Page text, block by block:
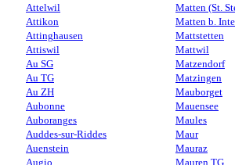
Attelwil
Attikon
Attinghausen
Attiswil
Au SG
Au TG
Au ZH
Aubonne
Auboranges
Auddes-sur-Riddes
Auenstein
Augio
Matten (St.
Matten b.
Mattstetten
Mattwil
Matzendorf
Matzingen
Mauborget
Mauensee
Maules
Maur
Mauraz
Mauren TG